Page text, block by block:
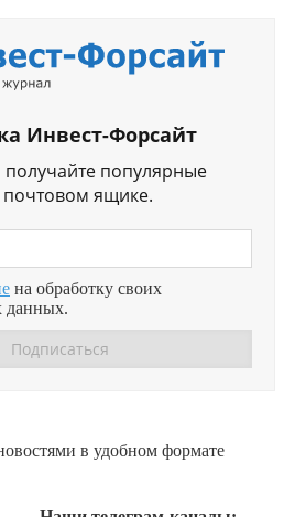
Инвест-Форсайт
популярные
почтовом ящике.
на обработку своих
данных.
в удобном формате